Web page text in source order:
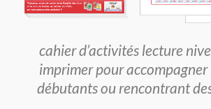
cahier d’activités lecture
imprimer pour accompagner
débutants ou rencontrant